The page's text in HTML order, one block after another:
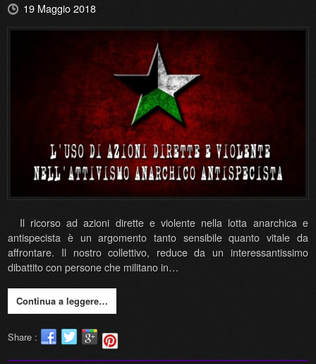
19 Maggio 2018
Il ricorso ad azioni dirette e violente nella lotta anarchica e
antispecista è un argomento tanto sensibile quanto vitale da
affrontare. Il nostro collettivo, reduce da un interessantissimo
dibattito con persone che militano in…
Continua a leggere…
Share :